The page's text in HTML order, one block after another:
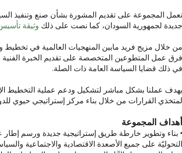
تعمل المجموعة على تقديم المشورة بشأن صنع وتنفيذ
جديدة لجمهورية السودان، كما نصت على ذلك وثيقة
من خلال مزيج فريد مابين المنهجيات العالمية في تخطيط
فرق عمل المتطوعين المتخصصة على تقديم الخبرة الفنية
في ذلك قضايا السياسة العامة ذات الصلة.
يهدف عملنا بشكل مباشر لتشكيل ودعم عملية التخطيط
لمتخذي القرارات من خلال بناء مركز إستراتيجي حيوي
أهداف المجموعة
• بناء وتطوير خارطة طريق إستراتيجية جديدة ورسم
التحوليّة على جميع الأصعدة الاقتصادية والاجتماعية